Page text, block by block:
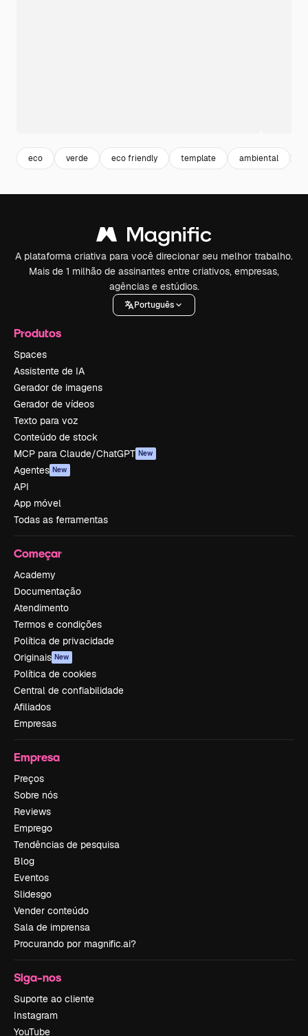
eco verde eco friendly template ambiental
A plataforma criativa para você direcionar seu melhor trabalho.
Mais de 1 milhão de assinantes entre criativos, empresas,
agências e estúdios.
Português
Produtos
Spaces
Assistente de IA
Gerador de imagens
Gerador de vídeos
Texto para voz
Conteúdo de stock
MCP para Claude/ChatGPT New
Agentes New
API
App móvel
Todas as ferramentas
Começar
Academy
Documentação
Atendimento
Termos e condições
Política de privacidade
Originais New
Política de cookies
Central de confiabilidade
Afiliados
Empresas
Empresa
Preços
Sobre nós
Reviews
Emprego
Tendências de pesquisa
Blog
Eventos
Slidesgo
Vender conteúdo
Sala de imprensa
Procurando por magnific.ai?
Siga-nos
Suporte ao cliente
Instagram
YouTube